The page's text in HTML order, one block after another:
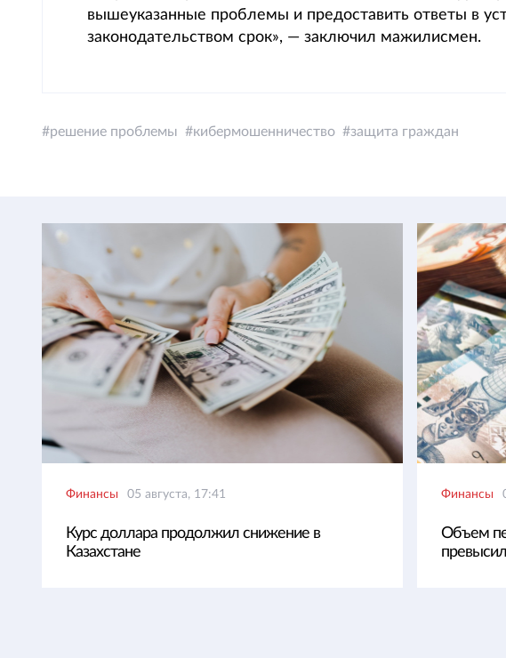
вышеуказанные проблемы и предоставить ответы в
законодательством срок», — заключил мажилисмен.
решение проблемы кибермошенничество защита граждан
Финансы 05 августа, 17:41
Курс доллара продолжил снижение в
Казахстане
Финансы
Объем